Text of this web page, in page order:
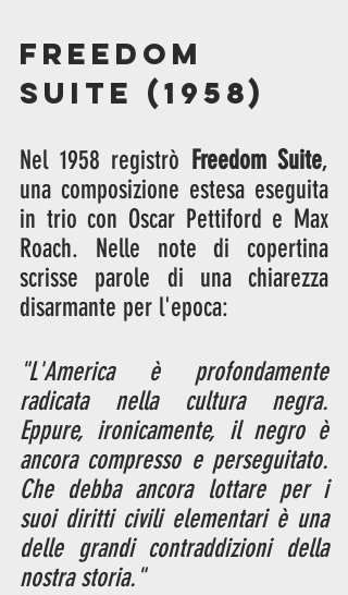
Freedom
Suite (1958)
Nel 1958 registrò Freedom Suite,
una composizione estesa eseguita
in trio con Oscar Pettiford e Max
Roach. Nelle note di copertina
scrisse parole di una chiarezza
disarmante per l'epoca:
"L'America è profondamente
radicata nella cultura negra.
Eppure, ironicamente, il negro è
ancora compresso e perseguitato.
Che debba ancora lottare per i
suoi diritti civili elementari è una
delle grandi contraddizioni della
nostra storia."